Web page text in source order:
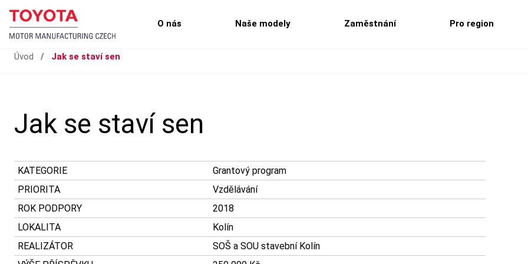
O nás Naše modely Zaměstnání Pro region
Úvod / Jak se staví sen
Jak se staví sen
KATEGORIE
Grantový program
PRIORITA
Vzdělávání
ROK PODPORY
2018
LOKALITA
Kolín
REALIZÁTOR
SOŠ a SOU stavební Kolín